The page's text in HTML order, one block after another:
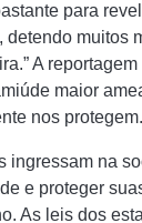
para
muitos
A
maior
nos protegem.
ingressam na
e proteger
As leis dos